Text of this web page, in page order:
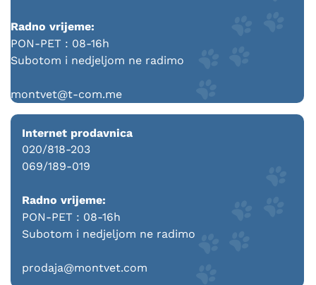
Radno vrijeme:
PON-PET : 08-16h
Subotom i nedjeljom ne radimo
montvet@t-com.me
Internet prodavnica
020/818-203
069/189-019
Radno vrijeme:
PON-PET : 08-16h
Subotom i nedjeljom ne radimo
prodaja@montvet.com